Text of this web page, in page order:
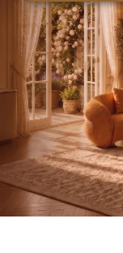
© 2026 Sky Living
Политика
+7 (932) 021-99-97
Политика возврата
Sales@skyliving.ru
Telegram и YouTube ограничены
РФ (на основании ФЗ-149 "Об